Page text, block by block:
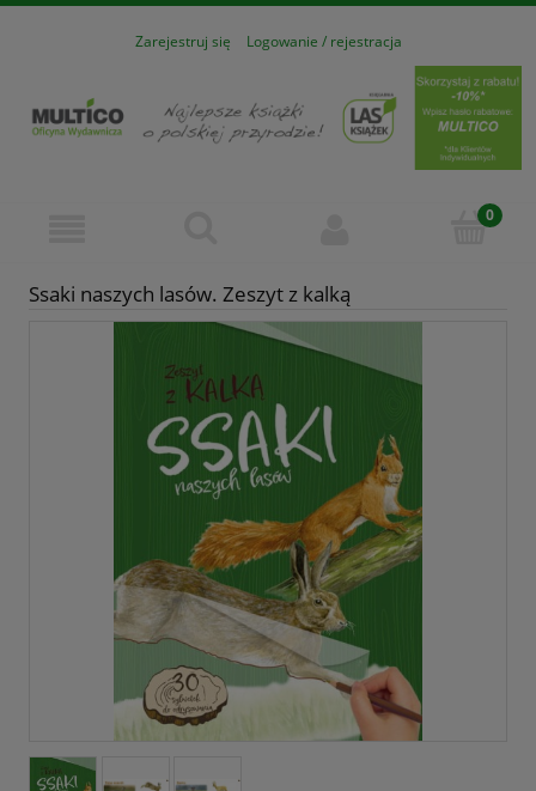
Zarejestruj się Logowanie / rejestracja
Ssaki naszych lasów. Zeszyt z kalką